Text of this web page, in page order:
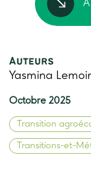
Auteurs
Yasmina
Octobre 2025
Transition
Transitions-et-